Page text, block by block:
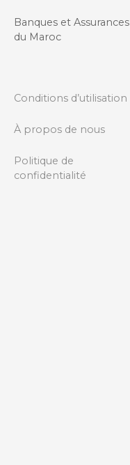
Banques et Assurances
du Maroc
Conditions d’utilisation
À propos de nous
Politique de
confidentialité